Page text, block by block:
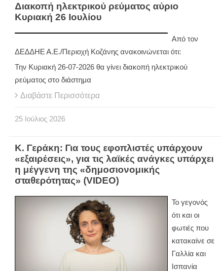
Διακοπή ηλεκτρικού ρεύματος αύριο
Κυριακή 26 Ιουλίου
Από τον
ΔΕΔΔΗΕ Α.Ε./Περιοχή Κοζάνης ανακοινώνεται ότι:
Την Κυριακή 26-07-2026 θα γίνει διακοπή ηλεκτρικού
ρεύματος στο διάστημα
Διαβάστε Περισσότερα
25 Ιούλιος 2026
Κ. Γεράκη: Για τους εφοπλιστές υπάρχουν
«εξαιρέσεις», για τις λαϊκές ανάγκες υπάρχει
η μέγγενη της «δημοσιονομικής
σταθερότητας» (VIDEO)
Το γεγονός
ότι και οι
φωτιές που
κατακαίνε σε
Γαλλία και
Ισπανία